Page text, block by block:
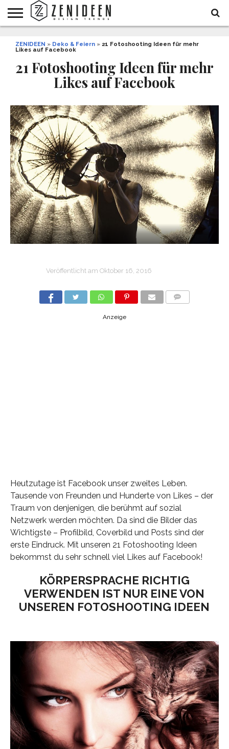
INNENDESIGN
ARCHITEKTUR
GARTEN
UND
LIFESTYLE
DEKO
&
DIY
STYLE
REZEPTE
GESUNDHEIT
WEIHNACHTEN
ZENIDEEN » Deko & Feiern » 21 Fotoshooting Ideen für mehr
Likes auf Facebook
21 Fotoshooting Ideen für mehr
Likes auf Facebook
Veröffentlicht am Oktober 16, 2016
Anzeige
Heutzutage ist Facebook unser zweites Leben.
Tausende von Freunden und Hunderte von Likes – der
Traum von denjenigen, die berühmt auf sozial
Netzwerk werden möchten. Da sind die Bilder das
Wichtigste – Profilbild, Coverbild und Posts sind der
erste Eindruck. Mit unseren 21 Fotoshooting Ideen
bekommst du sehr schnell viel Likes auf Facebook!
KÖRPERSPRACHE RICHTIG
VERWENDEN IST NUR EINE VON
UNSEREN FOTOSHOOTING IDEEN